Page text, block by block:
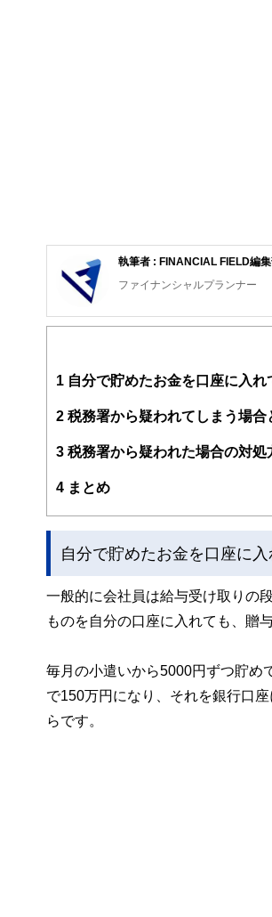
執筆者 : FINANCIAL FIELD編
ファイナンシャルプランナー
FinancialField編集部は、金融
案から記事掲載まですべての工
FinancialFieldの特徴は、ファ
ー、公認会計士、社会保険労務
私たちは、快適でより良い生活
1 自分で貯めたお金を口座に入
2 税務署から疑われてしまう場合
3 税務署から疑われた場合の対処
4 まとめ
自分で貯めたお金を口座に
一般的に会社員は給与受け取りの
ものを自分の口座に入れても、贈
毎月の小遣いから5000円ずつ貯め
で150万円になり、それを銀行口
らです。